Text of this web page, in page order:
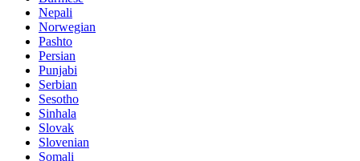
Nepali
Norwegian
Pashto
Persian
Punjabi
Serbian
Sesotho
Sinhala
Slovak
Slovenian
Somali